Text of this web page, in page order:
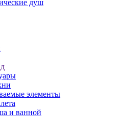
душ
элементы
и ванной